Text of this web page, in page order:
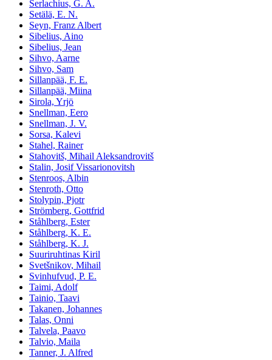
Serlachius, G. A.
Setälä, E. N.
Seyn, Franz Albert
Sibelius, Aino
Sibelius, Jean
Sihvo, Aarne
Sihvo, Sam
Sillanpää, F. E.
Sillanpää, Miina
Sirola, Yrjö
Snellman, Eero
Snellman, J. V.
Sorsa, Kalevi
Stahel, Rainer
Stahovitš, Mihail Aleksandrovitš
Stalin, Josif Vissarionovitsh
Stenroos, Albin
Stenroth, Otto
Stolypin, Pjotr
Strömberg, Gottfrid
Ståhlberg, Ester
Ståhlberg, K. E.
Ståhlberg, K. J.
Suuriruhtinas Kiril
Svetšnikov, Mihail
Svinhufvud, P. E.
Taimi, Adolf
Tainio, Taavi
Takanen, Johannes
Talas, Onni
Talvela, Paavo
Talvio, Maila
Tanner, J. Alfred